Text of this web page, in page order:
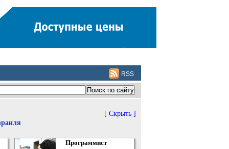
RSS
[ Скрыть ]
Программист